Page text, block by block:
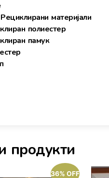
материјали
полиестер
памук
продукти
36% OFF